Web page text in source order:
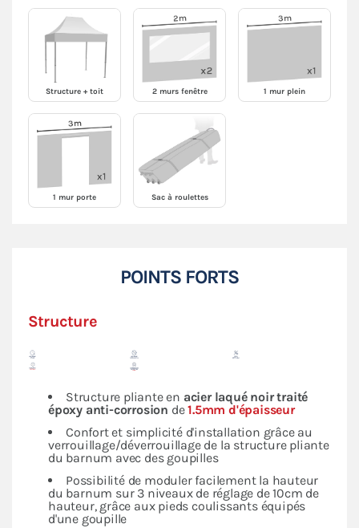
Structure + toit 2 murs fenêtre 1 mur plein
1 mur porte Sac à roulettes
POINTS FORTS
Structure
Structure pliante en acier laqué noir traité
époxy anti-corrosion de1.5mm d'épaisseur
Confort et simplicité d'installation grâce au
verrouillage/déverrouillage de la structure pliante
du barnum avec des goupilles
Possibilité de moduler facilement la hauteur
du barnum sur 3 niveaux de réglage de 10cm de
hauteur, grâce aux pieds coulissants équipés
d'une goupille